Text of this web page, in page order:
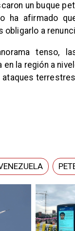
un buque
ha afirmado
a
tenso,
la región a